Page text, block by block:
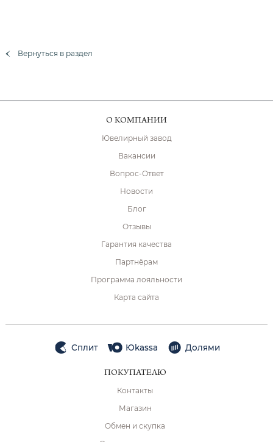
Вернуться в раздел
О КОМПАНИИ
Ювелирный завод
Вакансии
Вопрос-Ответ
Новости
Блог
Отзывы
Гарантия качества
Партнёрам
Программа лояльности
Карта сайта
Сплит Юkassa Долями
ПОКУПАТЕЛЮ
Контакты
Магазин
Обмен и скупка